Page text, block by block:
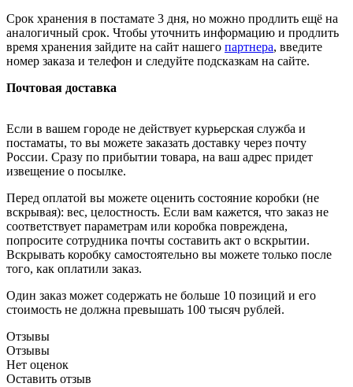
Срок хранения в постамате 3 дня, но можно продлить ещё на
аналогичный срок. Чтобы уточнить информацию и продлить
время хранения зайдите на сайт нашего партнера, введите
номер заказа и телефон и следуйте подсказкам на сайте.
Почтовая доставка
Если в вашем городе не действует курьерская служба и
постаматы, то вы можете заказать доставку через почту
России. Сразу по прибытии товара, на ваш адрес придет
извещение о посылке.
Перед оплатой вы можете оценить состояние коробки (не
вскрывая): вес, целостность. Если вам кажется, что заказ не
соответствует параметрам или коробка повреждена,
попросите сотрудника почты составить акт о вскрытии.
Вскрывать коробку самостоятельно вы можете только после
того, как оплатили заказ.
Один заказ может содержать не больше 10 позиций и его
стоимость не должна превышать 100 тысяч рублей.
Отзывы
Отзывы
Нет оценок
Оставить отзыв